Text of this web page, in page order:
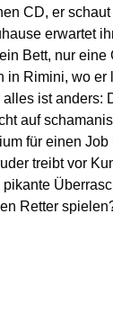
CD, er
erwartet
Bett, nur
in Rimini, wo
ist anders:
auf
für einen
treibt vor
Retter